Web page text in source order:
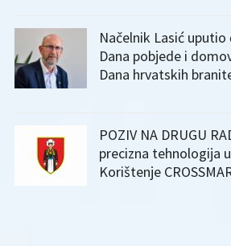
Načelnik Lasić
Dana pobjede i
Dana hrvatskih
POZIV NA DRUGU
precizna tehnologija
Korištenje